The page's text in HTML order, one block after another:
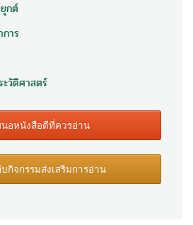
กต์
าร
วัติศาสตร์
นอหนังสือดีที่ควรอ่าน
บกิจกรรมส่งเสริมการอ่าน